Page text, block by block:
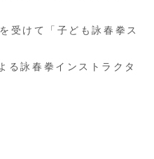
受けて「子ども詠春拳ス
詠春拳インストラクタ